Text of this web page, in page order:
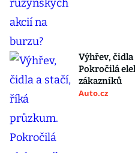
Výhřev,
Pokročilá
zákazníků
Auto.cz